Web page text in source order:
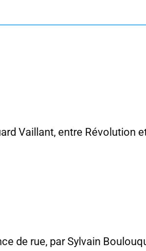
Vaillant, entre Révolution
de rue, par Sylvain